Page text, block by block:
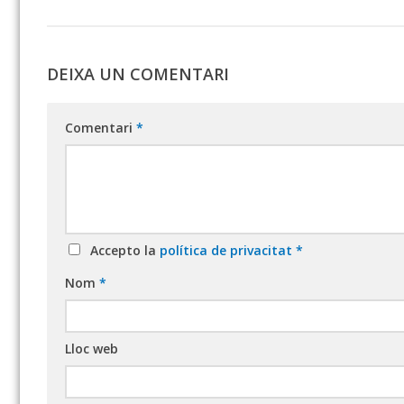
DEIXA UN COMENTARI
Comentari *
Accepto la política de privacitat *
Nom *
Lloc web